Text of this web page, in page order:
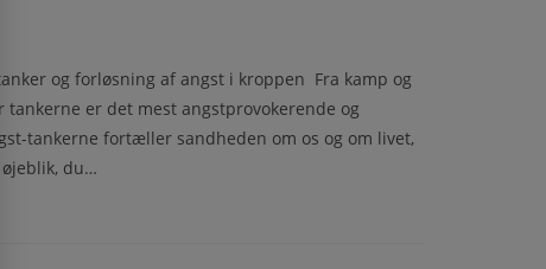
og forløsning af angst i kroppen Fra kamp og
er det mest angstprovokerende og
tankerne fortæller sandheden om os og om livet,
øjeblik, du…